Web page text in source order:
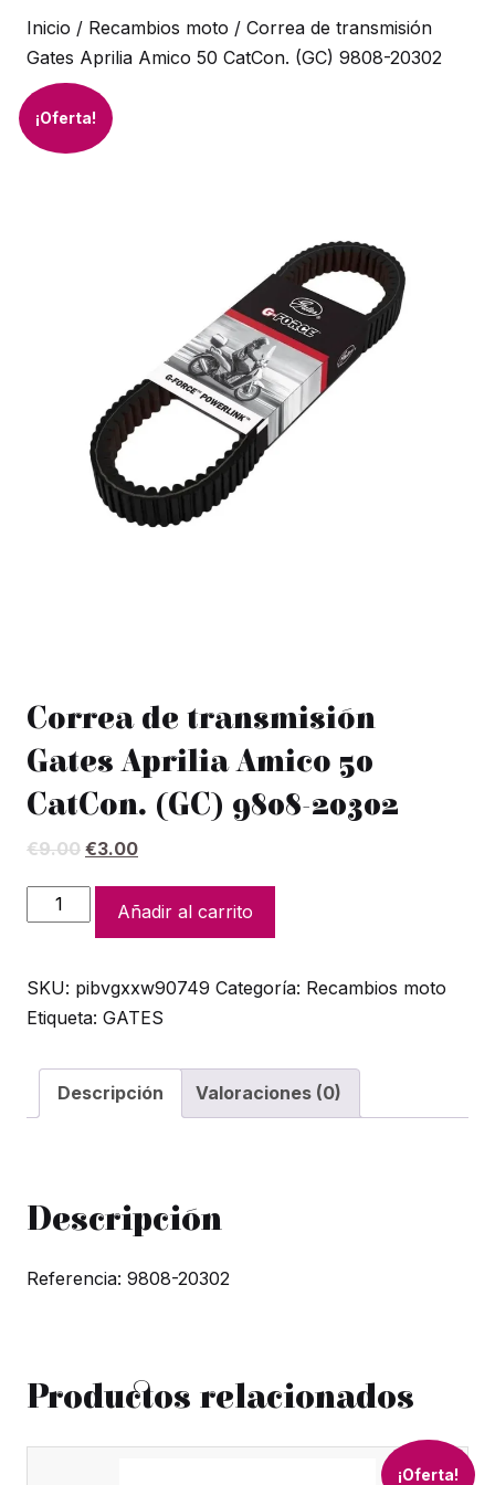
Inicio / Recambios moto / Correa de transmisión
Gates Aprilia Amico 50 CatCon. (GC) 9808-20302
¡Oferta!
Correa de transmisión
Gates Aprilia Amico 50
CatCon. (GC) 9808-20302
€9.00 El
original
era:
€9.00.
€3.00El
actual
es:
€3.00.
Correa
de
Gates
Aprilia
50
cantidad
Añadir al carrito
SKU: pibvgxxw90749 Categoría: Recambios moto
Etiqueta: GATES
Descripción Valoraciones (0)
Descripción
Referencia: 9808-20302
Productos relacionados
¡Oferta!